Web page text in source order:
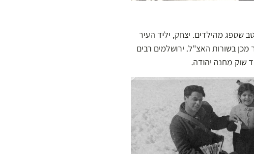
שספג מהילדים. יצחק, יליד העיר
מכן בשורות האצ"ל. ירושלמים רבים
שוק מחנה יהודה.